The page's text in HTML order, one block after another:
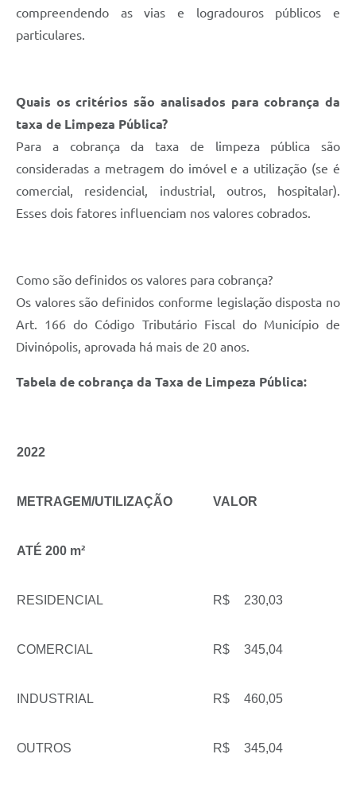
compreendendo as vias e logradouros públicos e
particulares.
Quais os critérios são analisados para cobrança da
taxa de Limpeza Pública?
Para a cobrança da taxa de limpeza pública são
consideradas a metragem do imóvel e a utilização (se é
comercial, residencial, industrial, outros, hospitalar).
Esses dois fatores influenciam nos valores cobrados.
Como são definidos os valores para cobrança?
Os valores são definidos conforme legislação disposta no
Art. 166 do Código Tributário Fiscal do Município de
Divinópolis, aprovada há mais de 20 anos.
Tabela de cobrança da Taxa de Limpeza Pública:
2022
METRAGEM/UTILIZAÇÃO VALOR
ATÉ 200 m²
RESIDENCIAL R$ 230,03
COMERCIAL R$ 345,04
INDUSTRIAL R$ 460,05
OUTROS R$ 345,04